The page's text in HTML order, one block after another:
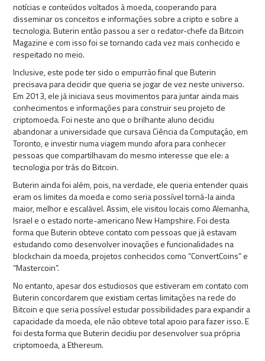
notícias e conteúdos voltados à moeda, cooperando para
disseminar os conceitos e informações sobre a cripto e sobre a
tecnologia. Buterin então passou a ser o redator-chefe da Bitcoin
Magazine e com isso foi se tornando cada vez mais conhecido e
respeitado no meio.
Inclusive, este pode ter sido o empurrão final que Buterin
precisava para decidir que queria se jogar de vez neste universo.
Em 2013, ele já iniciava seus movimentos para juntar ainda mais
conhecimentos e informações para construir seu projeto de
criptomoeda. Foi neste ano que o brilhante aluno decidiu
abandonar a universidade que cursava Ciência da Computação, em
Toronto, e investir numa viagem mundo afora para conhecer
pessoas que compartilhavam do mesmo interesse que ele: a
tecnologia por trás do Bitcoin.
Buterin ainda foi além, pois, na verdade, ele queria entender quais
eram os limites da moeda e como seria possível torná-la ainda
maior, melhor e escalável. Assim, ele visitou locais como Alemanha,
Israel e o estado norte-americano New Hampshire. Foi desta
forma que Buterin obteve contato com pessoas que já estavam
estudando como desenvolver inovações e funcionalidades na
blockchain da moeda, projetos conhecidos como “ConvertCoins” e
“Mastercoin”.
No entanto, apesar dos estudiosos que estiveram em contato com
Buterin concordarem que existiam certas limitações na rede do
Bitcoin e que seria possível estudar possibilidades para expandir a
capacidade da moeda, ele não obteve total apoio para fazer isso. E
foi desta forma que Buterin decidiu por desenvolver sua própria
criptomoeda, a Ethereum.